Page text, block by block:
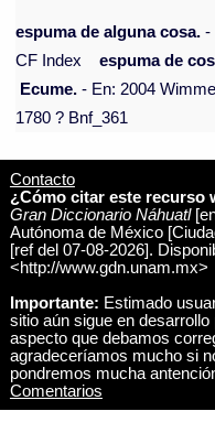
espuma de alguna cosa. -
CF Index
espuma de
Ecume. - En: 2004
1780 ? Bnf_361
Contacto
¿Cómo citar este recurso
Gran Diccionario Náhuatl
Autónoma de México
[ref del 07-08-2026].
<http://www.gdn.unam.mx>
Importante: Estimado
sitio aún sigue en
aspecto que debamos
agradeceríamos mucho si
pondremos mucha
Comentarios